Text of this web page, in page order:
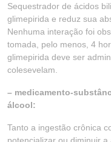
Sequestrador de ácidos
glimepirida e reduz sua
Nenhuma interação foi
tomada, pelo menos, 4
glimepirida deve ser
colesevelam.
– medicamento-
álcool:
Tanto a ingestão crônica